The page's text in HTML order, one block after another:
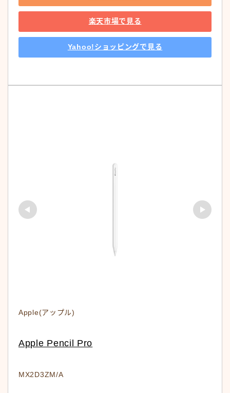
楽天市場で見る
Yahoo!ショッピングで見る
Apple(アップル)
Apple Pencil Pro
MX2D3ZM/A